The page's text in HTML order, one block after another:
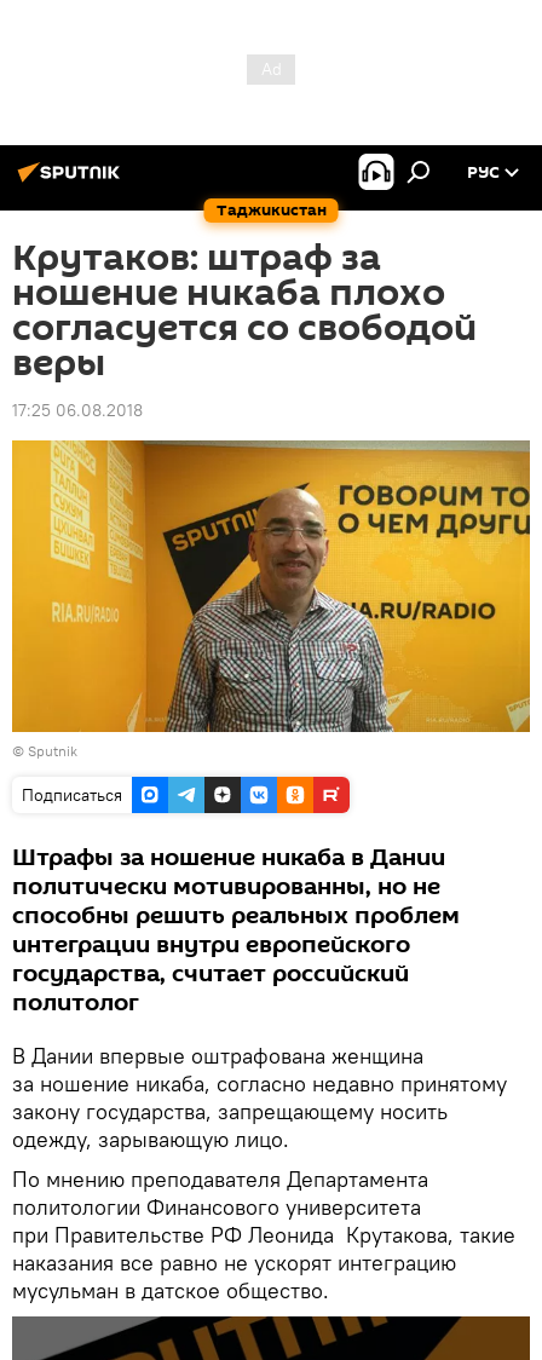
Таджикистан
РУС
Крутаков: штраф за
ношение никаба плохо
согласуется со свободой
веры
17:25 06.08.2018
© Sputnik
Подписаться
Штрафы за ношение никаба в Дании
политически мотивированны, но не
способны решить реальных проблем
интеграции внутри европейского
государства, считает российский
политолог
В Дании впервые оштрафована женщина
за ношение никаба, согласно недавно принятому
закону государства, запрещающему носить
одежду, зарывающую лицо.
По мнению преподавателя Департамента
политологии Финансового университета
при Правительстве РФ Леонида Крутакова, такие
наказания все равно не ускорят интеграцию
мусульман в датское общество.